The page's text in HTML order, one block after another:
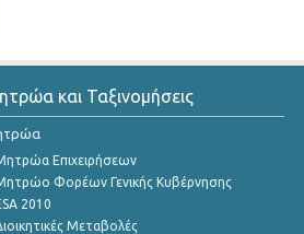
και Ταξινομήσεις
Επιχειρήσεων
Φορέων Γενικής Κυβέρνησης
2010
Μεταβολές